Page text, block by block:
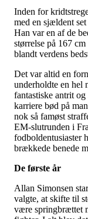
Inden for
med en sjældent
Han var en af de
størrelse på 167
blandt verdens
Det var altid en
underholdte en hel
fantastiske antrit
karriere bød på
nok så famøst
EM-slutrunden i
fodboldentusiaster
brækkede benede
De første år
Allan Simonsen
valgte, at skifte til
være springbrættet